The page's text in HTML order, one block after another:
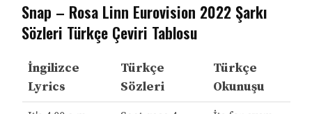
Snap – Rosa Linn Eurovision 2022 Şarkı
Sözleri Türkçe Çeviri Tablosu
İngilizce
Lyrics
Türkçe
Sözleri
Türkçe
Okunuşu